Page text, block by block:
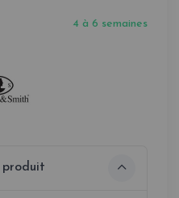
4 à 6 semaines
produit